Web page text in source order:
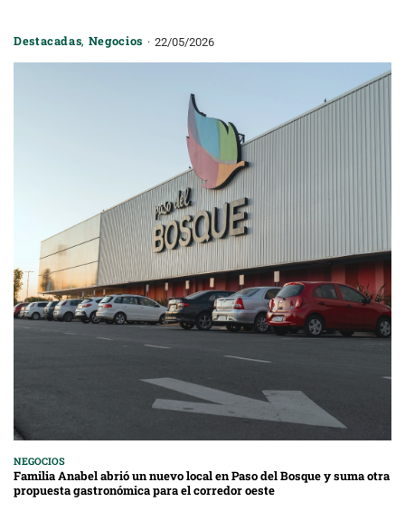
Destacadas, Negocios 22/05/2026
NEGOCIOS
Familia Anabel abrió un nuevo local en Paso del Bosque y suma otra
propuesta gastronómica para el corredor oeste